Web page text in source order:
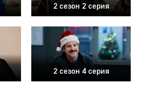
2 сезон 2 серия
2 сезон 4 серия